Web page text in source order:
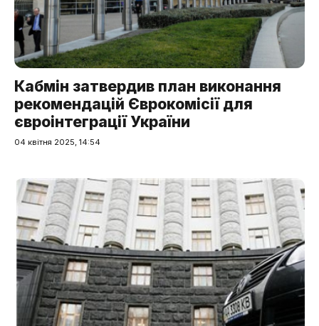
Кабмін затвердив план виконання
рекомендацій Єврокомісії для
євроінтеграції України
04 квітня 2025, 14:54